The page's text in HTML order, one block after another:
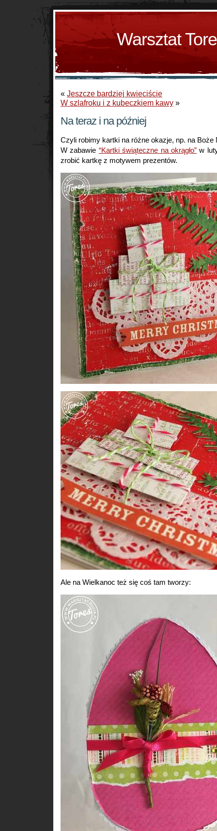
Warsztat
« Jeszcze bardziej kwieciście
W szlafroku i z kubeczkiem kawy »
Na teraz i na później
Czyli robimy kartki na różne okazje, np. na Boże
W zabawie “Kartki świąteczne na okrągło” w
zrobić kartkę z motywem prezentów.
Ale na Wielkanoc też się coś tam tworzy: